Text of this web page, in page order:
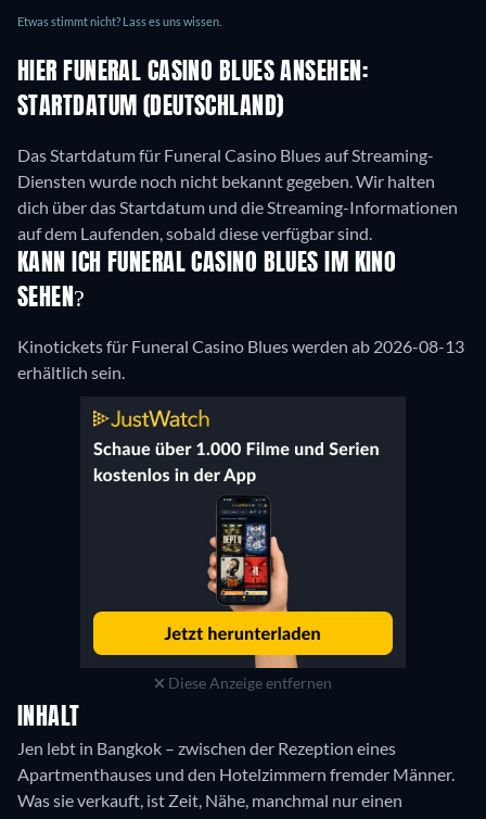
Etwas stimmt nicht? Lass es uns wissen.
HIER FUNERAL CASINO BLUES ANSEHEN:
STARTDATUM (DEUTSCHLAND)
Das Startdatum für Funeral Casino Blues auf Streaming-
Diensten wurde noch nicht bekannt gegeben. Wir halten
dich über das Startdatum und die Streaming-Informationen
auf dem Laufenden, sobald diese verfügbar sind.
KANN ICH FUNERAL CASINO BLUES IM KINO
SEHEN?
Kinotickets für Funeral Casino Blues werden ab 2026-08-13
erhältlich sein.
Diese Anzeige entfernen
INHALT
Jen lebt in Bangkok – zwischen der Rezeption eines
Apartmenthauses und den Hotelzimmern fremder Männer.
Was sie verkauft, ist Zeit, Nähe, manchmal nur einen